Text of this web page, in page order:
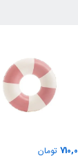
710,000